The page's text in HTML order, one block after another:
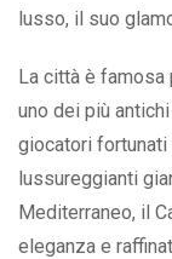
lusso, il suo
La città è famosa
uno dei più
giocatori fortunati
lussureggianti
Mediterraneo, il
eleganza e